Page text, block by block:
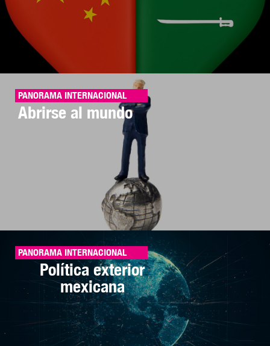
PANORAMA INTERNACIONAL
Abrirse al mundo
PANORAMA INTERNACIONAL
Política exterior
mexicana